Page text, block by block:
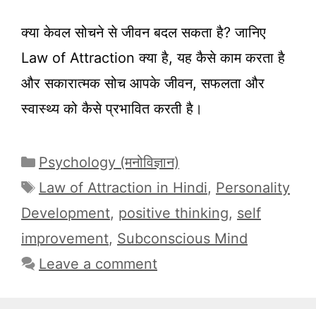
क्या केवल सोचने से जीवन बदल सकता है? जानिए
Law of Attraction क्या है, यह कैसे काम करता है
और सकारात्मक सोच आपके जीवन, सफलता और
स्वास्थ्य को कैसे प्रभावित करती है।
Categories
Psychology (मनोविज्ञान)
Tags
Law of Attraction in Hindi, Personality
Development, positive thinking, self
improvement, Subconscious Mind
Leave a comment